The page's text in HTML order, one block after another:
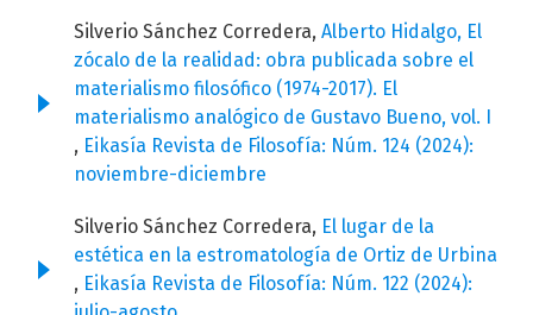
Silverio Sánchez Corredera, Alberto Hidalgo, El
zócalo de la realidad: obra publicada sobre el
materialismo filosófico (1974-2017). El
materialismo analógico de Gustavo Bueno, vol. I
, Eikasía Revista de Filosofía: Núm. 124 (2024):
noviembre-diciembre
Silverio Sánchez Corredera, El lugar de la
estética en la estromatología de Ortiz de Urbina
, Eikasía Revista de Filosofía: Núm. 122 (2024):